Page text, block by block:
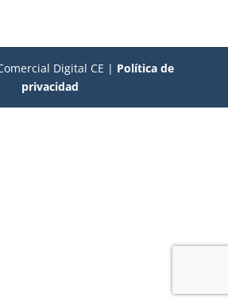
Digital CE | Política de
privacidad